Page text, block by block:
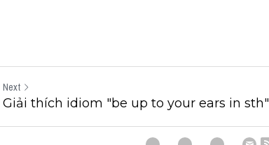
Next
Giải thích idiom "be up to your ears in sth"